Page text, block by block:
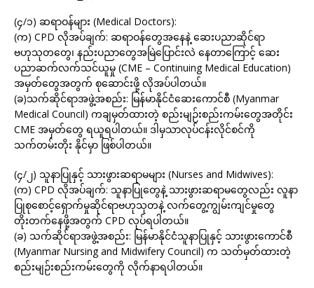
(၄/၁) ဆရာဝန်များ (Medical Doctors):
(က) CPD လိုအပ်ချက်: ဆရာဝန်တွေအနေနဲ့ ဆေးပညာဆိုင်ရာ
ဗဟုသုတတွေ၊ နည်းပညာတွေအမြဲပြောင်းလဲ နေတာကြောင့် ဆေး
ပညာဆက်လက်သင်ယူမှု (CME – Continuing Medical Education)
အမှတ်တွေအတွက် စုဆောင်းဖို့ လိုအပ်ပါတယ်။
(ခ)သက်ဆိုင်ရာအဖွဲ့အစည်း: မြန်မာနိုင်ငံဆေးကောင်စီ (Myanmar
Medical Council) ကချမှတ်ထားတဲ့ စည်းမျဉ်းစည်းကမ်းတွေအတိုင်း
CME အမှတ်တွေ ရယူရပါတယ်။ ဒါမှသာလုပ်ငန်းလိုင်စင်ကို
သက်တမ်းတိုး နိုင်မှာ ဖြစ်ပါတယ်။
(၄/၂) သူနာပြုနှင့် သားဖွားဆရာမများ (Nurses and Midwives):
(က) CPD လိုအပ်ချက်: သူနာပြုတွေနဲ့ သားဖွားဆရာမတွေလည်း လူနာ
ပြုစုစောင့်ရှောက်မှုဆိုင်ရာဗဟုသုတနဲ့ လက်တွေ့ကျွမ်းကျင်မှုတွေ
တိုးတက်နေဖို့အတွက် CPD လုပ်ရပါတယ်။
(ခ) သက်ဆိုင်ရာအဖွဲ့အစည်း: မြန်မာနိုင်ငံသူနာပြုနှင့် သားဖွားကောင်စီ
(Myanmar Nursing and Midwifery Council) က သတ်မှတ်ထားတဲ့
စည်းမျဉ်းစည်းကမ်းတွေကို လိုက်နာရပါတယ်။